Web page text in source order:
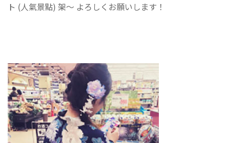
ト (人氣景點) 架～ よろしくお願いします！